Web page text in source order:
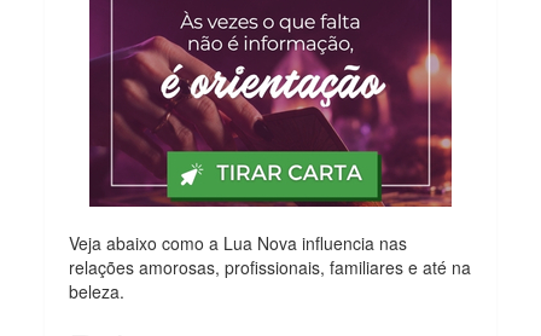
Veja abaixo como a Lua Nova influencia nas
relações amorosas, profissionais, familiares e até na
beleza.